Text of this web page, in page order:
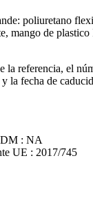
poliuretano
mango de plastico
la referencia, el
la fecha de
DM : NA
UE : 2017/745